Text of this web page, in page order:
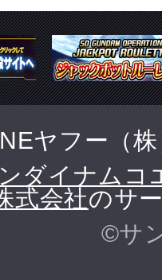
ヤフー（
ダイナムコ
式会社のサ
©サ